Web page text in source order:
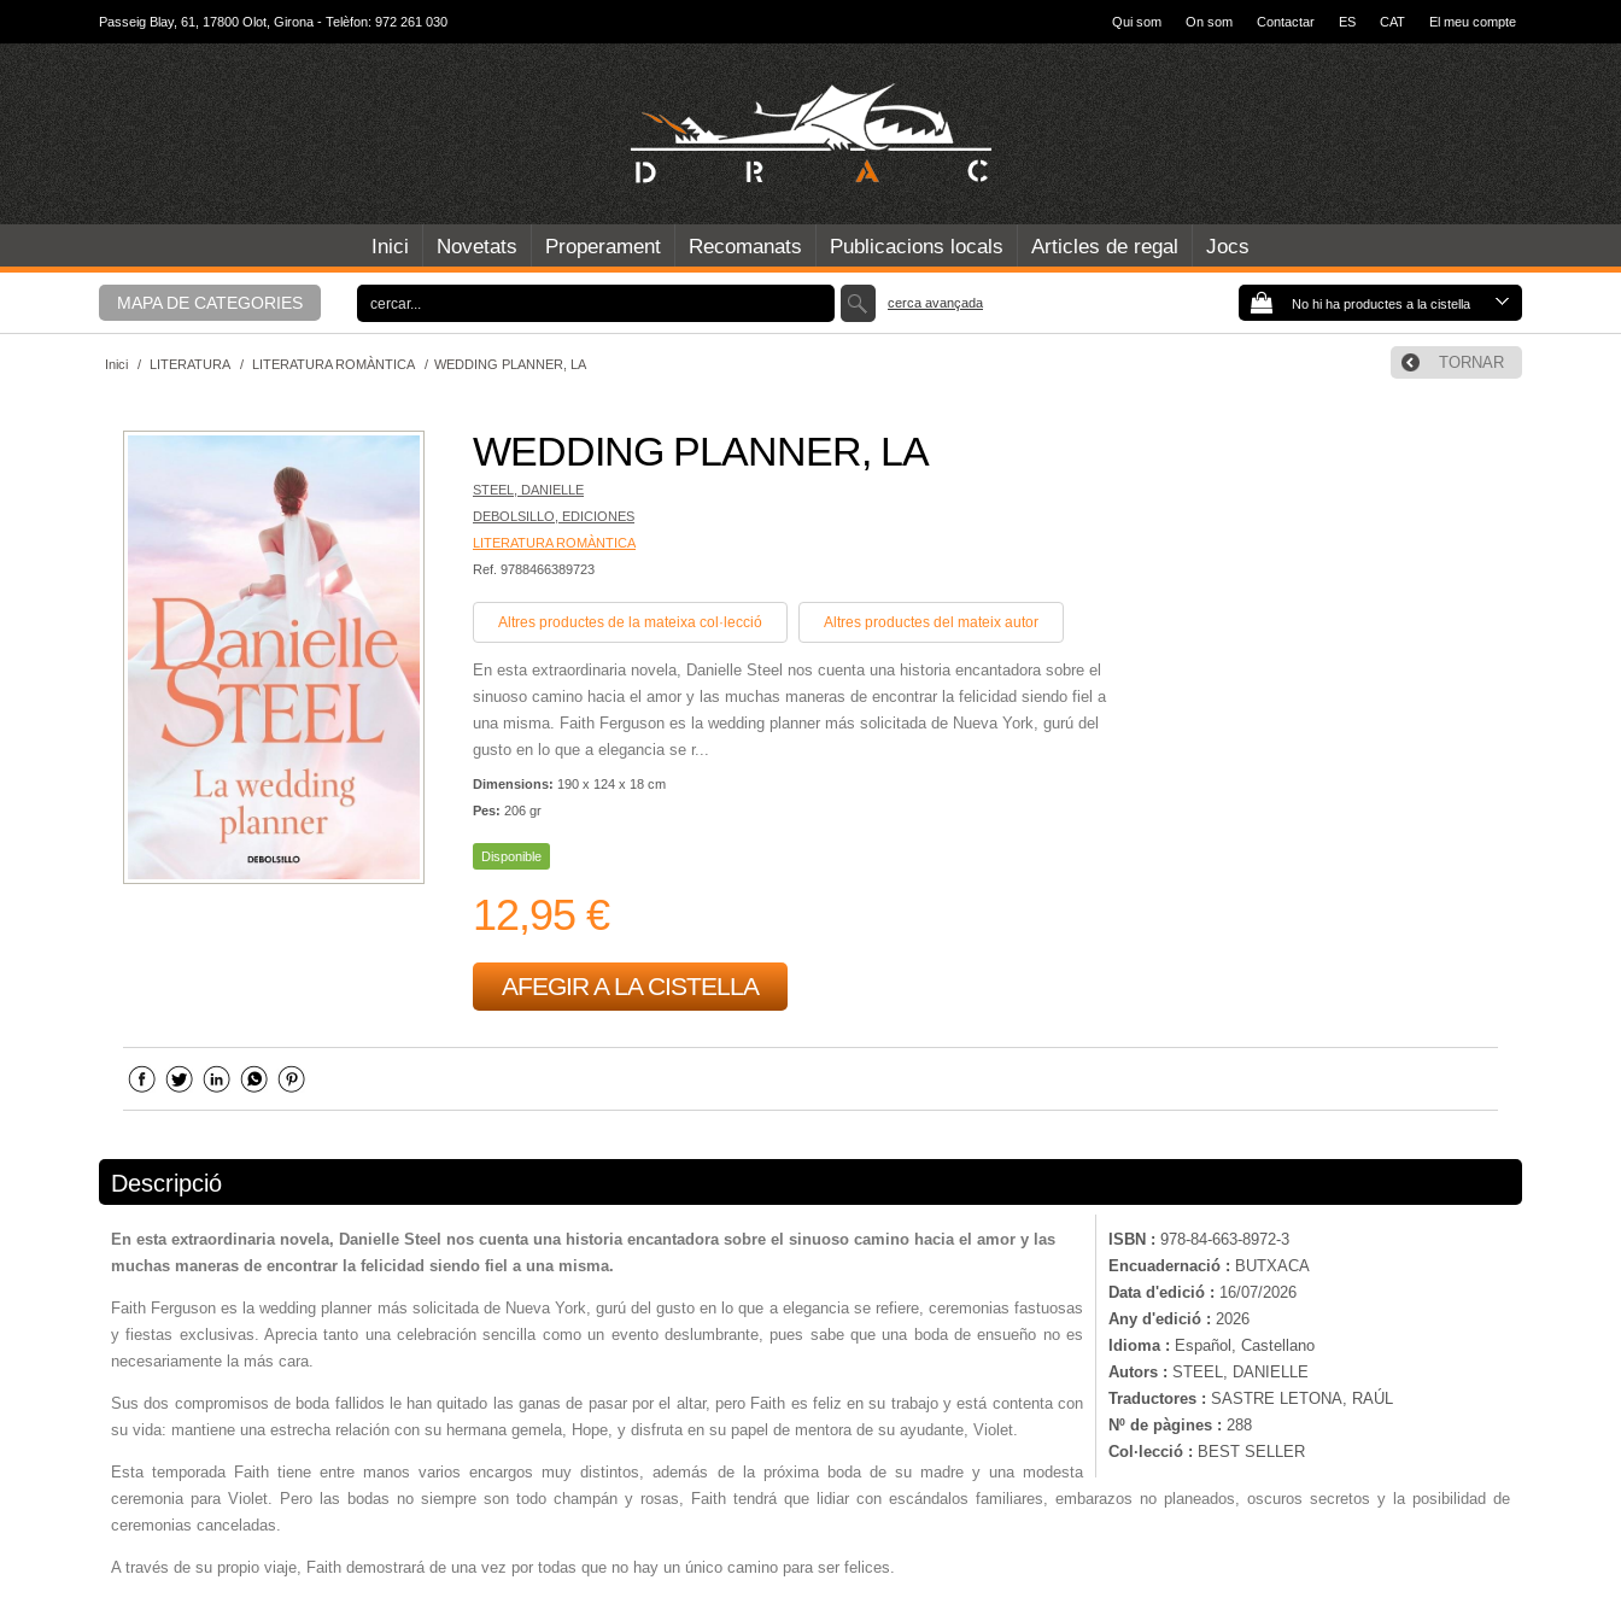
Passeig Blay, 61, 17800 Olot, Girona - Telèfon: 972 261 030 Qui som On som Contactar ES CAT El meu compte
Inici Novetats Properament Recomanats Publicacions locals Articles de regal Jocs
MAPA DE CATEGORIES No hi ha productes a la cistella
cerca avançada
Inici / LITERATURA / LITERATURA ROMÀNTICA / WEDDING PLANNER, LA TORNAR
WEDDING PLANNER, LA
STEEL, DANIELLE
DEBOLSILLO, EDICIONES
LITERATURA ROMÀNTICA
Ref. 9788466389723
Altres productes de la mateixa col·lecció Altres productes del mateix autor
En esta extraordinaria novela, Danielle Steel nos cuenta una historia encantadora sobre el
sinuoso camino hacia el amor y las muchas maneras de encontrar la felicidad siendo fiel a
una misma. Faith Ferguson es la wedding planner más solicitada de Nueva York, gurú del
gusto en lo que a elegancia se r...
Dimensions: 190 x 124 x 18 cm
Pes: 206 gr
Disponible
12,95 €
AFEGIR A LA CISTELLA
Descripció
ISBN : 978-84-663-8972-3
Encuadernació : BUTXACA
Data d'edició : 16/07/2026
Any d'edició : 2026
Idioma : Español, Castellano
Autors : STEEL, DANIELLE
Traductores : SASTRE LETONA, RAÚL
Nº de pàgines : 288
Col·lecció : BEST SELLER
En esta extraordinaria novela, Danielle Steel nos cuenta una historia encantadora sobre el sinuoso camino hacia el amor y las
muchas maneras de encontrar la felicidad siendo fiel a una misma.
Faith Ferguson es la wedding planner más solicitada de Nueva York, gurú del gusto en lo que a elegancia se refiere, ceremonias fastuosas
y fiestas exclusivas. Aprecia tanto una celebración sencilla como un evento deslumbrante, pues sabe que una boda de ensueño no es
necesariamente la más cara.
Sus dos compromisos de boda fallidos le han quitado las ganas de pasar por el altar, pero Faith es feliz en su trabajo y está contenta con
su vida: mantiene una estrecha relación con su hermana gemela, Hope, y disfruta en su papel de mentora de su ayudante, Violet.
Esta temporada Faith tiene entre manos varios encargos muy distintos, además de la próxima boda de su madre y una modesta
ceremonia para Violet. Pero las bodas no siempre son todo champán y rosas, Faith tendrá que lidiar con escándalos familiares, embarazos no planeados, oscuros secretos y la posibilidad de
ceremonias canceladas.
A través de su propio viaje, Faith demostrará de una vez por todas que no hay un único camino para ser felices.